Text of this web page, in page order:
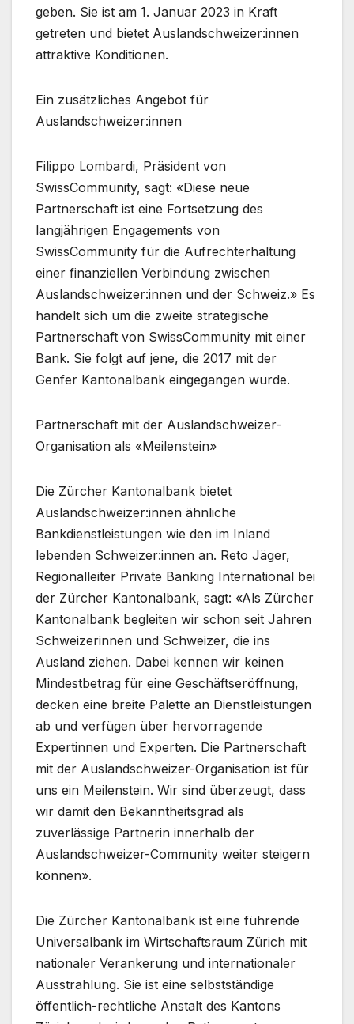
geben. Sie ist am 1. Januar 2023 in Kraft
getreten und bietet Auslandschweizer:innen
attraktive Konditionen.
Ein zusätzliches Angebot für
Auslandschweizer:innen
Filippo Lombardi, Präsident von
SwissCommunity, sagt: «Diese neue
Partnerschaft ist eine Fortsetzung des
langjährigen Engagements von
SwissCommunity für die Aufrechterhaltung
einer finanziellen Verbindung zwischen
Auslandschweizer:innen und der Schweiz.» Es
handelt sich um die zweite strategische
Partnerschaft von SwissCommunity mit einer
Bank. Sie folgt auf jene, die 2017 mit der
Genfer Kantonalbank eingegangen wurde.
Partnerschaft mit der Auslandschweizer-
Organisation als «Meilenstein»
Die Zürcher Kantonalbank bietet
Auslandschweizer:innen ähnliche
Bankdienstleistungen wie den im Inland
lebenden Schweizer:innen an. Reto Jäger,
Regionalleiter Private Banking International bei
der Zürcher Kantonalbank, sagt: «Als Zürcher
Kantonalbank begleiten wir schon seit Jahren
Schweizerinnen und Schweizer, die ins
Ausland ziehen. Dabei kennen wir keinen
Mindestbetrag für eine Geschäftseröffnung,
decken eine breite Palette an Dienstleistungen
ab und verfügen über hervorragende
Expertinnen und Experten. Die Partnerschaft
mit der Auslandschweizer-Organisation ist für
uns ein Meilenstein. Wir sind überzeugt, dass
wir damit den Bekanntheitsgrad als
zuverlässige Partnerin innerhalb der
Auslandschweizer-Community weiter steigern
können».
Die Zürcher Kantonalbank ist eine führende
Universalbank im Wirtschaftsraum Zürich mit
nationaler Verankerung und internationaler
Ausstrahlung. Sie ist eine selbstständige
öffentlich-rechtliche Anstalt des Kantons